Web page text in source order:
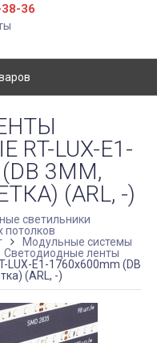
36
LUX-E1-
(DB 3ММ,
(ARL, -)
светильники
потолков
Модульные системы
Светодиодные ленты
LUX-E1-1760x600mm (DB
(ARL, -)